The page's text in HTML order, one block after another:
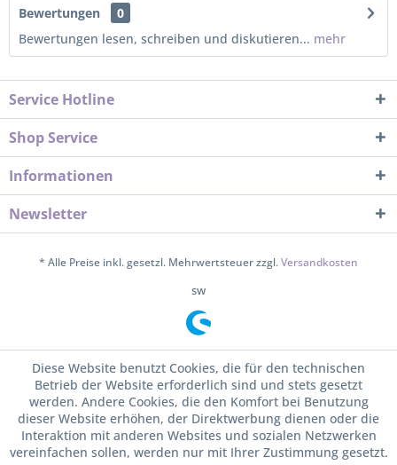
Bewertungen
0
Bewertungen lesen, schreiben und diskutieren... mehr
Service Hotline
Shop Service
Informationen
Newsletter
* Alle Preise inkl. gesetzl. Mehrwertsteuer zzgl.Versandkosten
sw
Diese Website benutzt Cookies, die für den technischen
Betrieb der Website erforderlich sind und stets gesetzt
werden. Andere Cookies, die den Komfort bei Benutzung
dieser Website erhöhen, der Direktwerbung dienen oder die
Interaktion mit anderen Websites und sozialen Netzwerken
vereinfachen sollen, werden nur mit Ihrer Zustimmung gesetzt.